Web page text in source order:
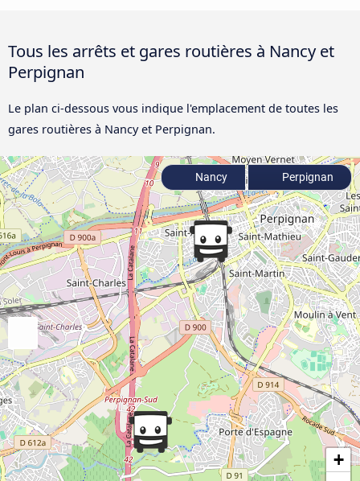
Tous les arrêts et gares routières à Nancy et
Perpignan
Le plan ci-dessous vous indique l'emplacement de toutes les
gares routières à Nancy et Perpignan.
+
Nancy Perpignan